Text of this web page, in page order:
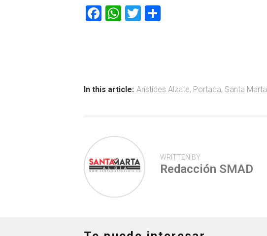
F
ok
W
p
T
tir
In this article: Arístides Alzate, Portada, Santa Marta
WRITTEN BY
Redacción SMAD